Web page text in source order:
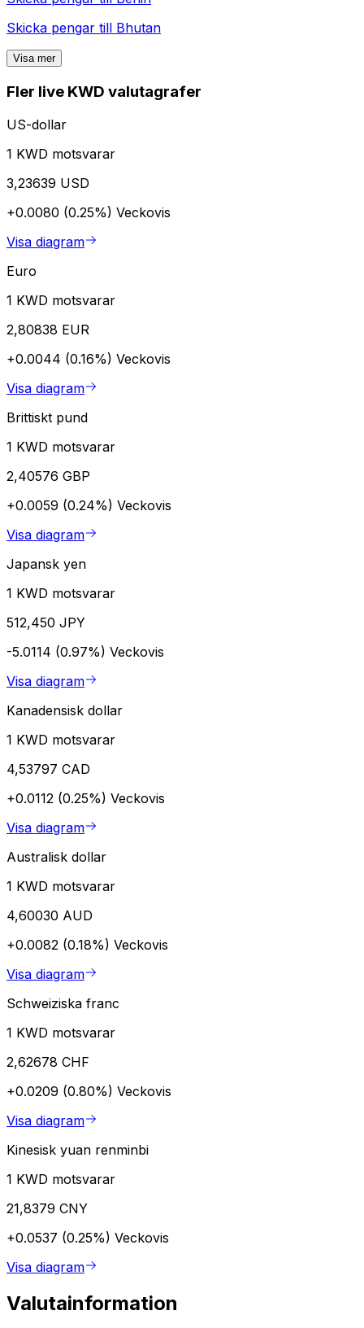
Skicka pengar till Bhutan
Visa mer
Fler live KWD valutagrafer
US-dollar
1 KWD motsvarar
3,23639 USD
+0.0080 (0.25%) Veckovis
Visa diagram
Euro
1 KWD motsvarar
2,80838 EUR
+0.0044 (0.16%) Veckovis
Visa diagram
Brittiskt pund
1 KWD motsvarar
2,40576 GBP
+0.0059 (0.24%) Veckovis
Visa diagram
Japansk yen
1 KWD motsvarar
512,450 JPY
-5.0114 (0.97%) Veckovis
Visa diagram
Kanadensisk dollar
1 KWD motsvarar
4,53797 CAD
+0.0112 (0.25%) Veckovis
Visa diagram
Australisk dollar
1 KWD motsvarar
4,60030 AUD
+0.0082 (0.18%) Veckovis
Visa diagram
Schweiziska franc
1 KWD motsvarar
2,62678 CHF
+0.0209 (0.80%) Veckovis
Visa diagram
Kinesisk yuan renminbi
1 KWD motsvarar
21,8379 CNY
+0.0537 (0.25%) Veckovis
Visa diagram
Valutainformation